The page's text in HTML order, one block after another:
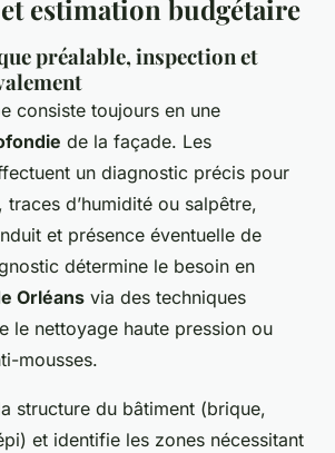
estimation budgétaire
préalable, inspection et
consiste toujours en une
de la façade. Les
un diagnostic précis pour
d’humidité ou salpêtre,
et présence éventuelle de
détermine le besoin en
Orléans via des techniques
le nettoyage haute pression ou
mousses.
structure du bâtiment (brique,
et identifie les zones nécessitant